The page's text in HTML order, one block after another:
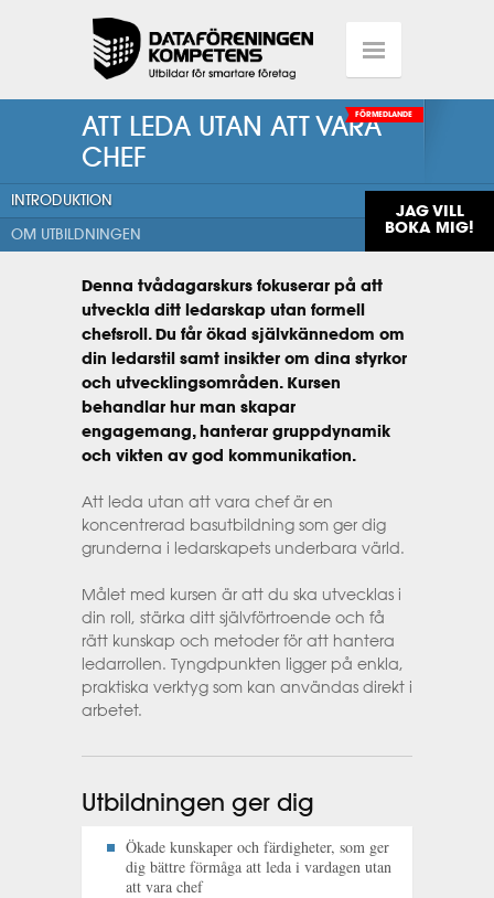
ATT LEDA UTAN ATT VARA
CHEF
FÖRMEDLANDE
INTRODUKTION
OM UTBILDNINGEN
JAG VILL
BOKA MIG!
Denna tvådagarskurs fokuserar på att
utveckla ditt ledarskap utan formell
chefsroll. Du får ökad självkännedom om
din ledarstil samt insikter om dina styrkor
och utvecklingsområden. Kursen
behandlar hur man skapar
engagemang, hanterar gruppdynamik
och vikten av god kommunikation.
Att leda utan att vara chef är en
koncentrerad basutbildning som ger dig
grunderna i ledarskapets underbara värld.
Målet med kursen är att du ska utvecklas i
din roll, stärka ditt självförtroende och få
rätt kunskap och metoder för att hantera
ledarrollen. Tyngdpunkten ligger på enkla,
praktiska verktyg som kan användas direkt i
arbetet.​
Utbildningen ger dig
Ökade kunskaper och färdigheter, som ger
dig bättre förmåga att leda i vardagen utan
att vara chef